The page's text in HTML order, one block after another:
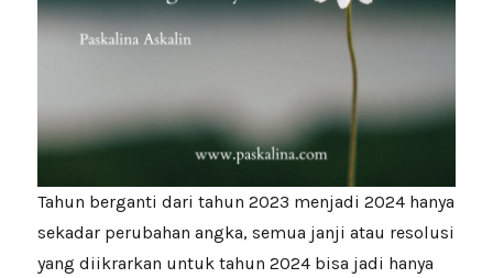
Tahun berganti dari tahun 2023 menjadi 2024 hanya
sekadar perubahan angka, semua janji atau resolusi
yang diikrarkan untuk tahun 2024 bisa jadi hanya